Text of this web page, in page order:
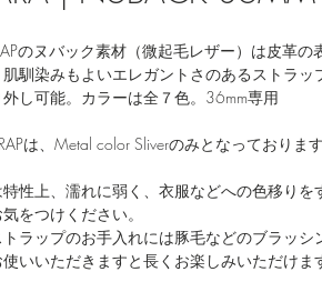
のヌバック素材（微起毛レザー）は皮革
馴染みもよいエレガントさのあるストラッ
し可能。カラーは全７色。36mm専用
は、Metal color Sliverのみとなっております
性上、濡れに弱く、衣服などへの色移りを
をつけください。
ラップのお手入れには豚毛などのブラッシ
いいただきますと長くお楽しみいただけま